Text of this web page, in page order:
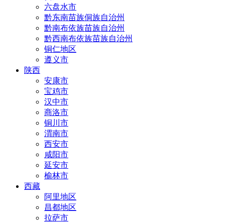
六盘水市
黔东南苗族侗族自治州
黔南布依族苗族自治州
黔西南布依族苗族自治州
铜仁地区
遵义市
陕西
安康市
宝鸡市
汉中市
商洛市
铜川市
渭南市
西安市
咸阳市
延安市
榆林市
西藏
阿里地区
昌都地区
拉萨市